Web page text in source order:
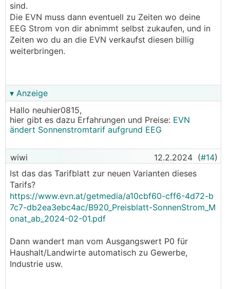
sind.
Die EVN muss dann eventuell zu Zeiten wo deine
EEG Strom von dir abnimmt selbst zukaufen, und in
Zeiten wo du an die EVN verkaufst diesen billig
weiterbringen.
▾ Anzeige
Hallo neuhier0815,
hier gibt es dazu Erfahrungen und Preise: EVN
ändert Sonnenstromtarif aufgrund EEG
wiwi 12.2.2024 (#14)
Ist das das Tarifblatt zur neuen Varianten dieses
Tarifs?
https://www.evn.at/getmedia/a10cbf60-cff6-4d72-b
7c7-db2ea3ebc4ac/B920_Preisblatt-SonnenStrom_M
onat_ab_2024-02-01.pdf
Dann wandert man vom Ausgangswert P0 für
Haushalt/Landwirte automatisch zu Gewerbe,
Industrie usw.